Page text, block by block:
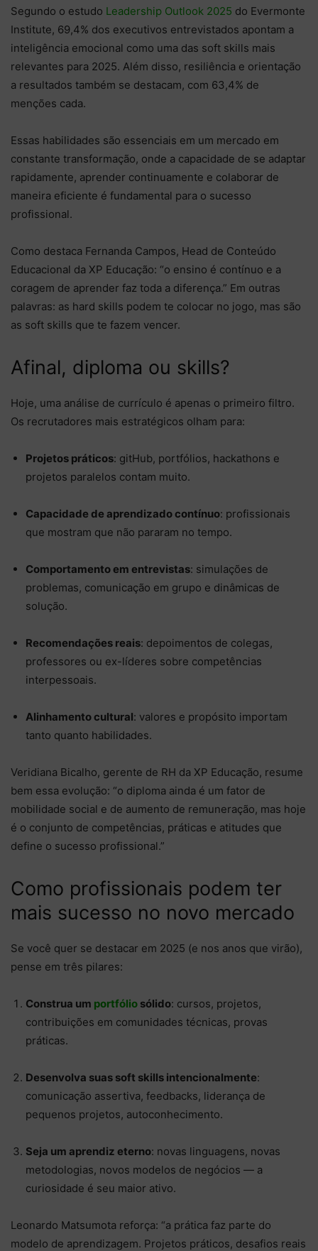
Segundo o estudo Leadership Outlook 2025 do Evermonte
Institute, 69,4% dos executivos entrevistados apontam a
inteligência emocional como uma das soft skills mais
relevantes para 2025. Além disso, resiliência e orientação
a resultados também se destacam, com 63,4% de
menções cada. ​
Essas habilidades são essenciais em um mercado em
constante transformação, onde a capacidade de se adaptar
rapidamente, aprender continuamente e colaborar de
maneira eficiente é fundamental para o sucesso
profissional.​
Como destaca Fernanda Campos, Head de Conteúdo
Educacional da XP Educação:​ “o ensino é contínuo e a
coragem de aprender faz toda a diferença.”​ Em outras
palavras: as hard skills podem te colocar no jogo, mas são
as soft skills que te fazem vencer.
Afinal, diploma ou skills?
Hoje, uma análise de currículo é apenas o primeiro filtro.
Os recrutadores mais estratégicos olham para:
Projetos práticos: gitHub, portfólios, hackathons e
projetos paralelos contam muito.
Capacidade de aprendizado contínuo: profissionais
que mostram que não pararam no tempo.
Comportamento em entrevistas: simulações de
problemas, comunicação em grupo e dinâmicas de
solução.
Recomendações reais: depoimentos de colegas,
professores ou ex-líderes sobre competências
interpessoais.
Alinhamento cultural: valores e propósito importam
tanto quanto habilidades.
Veridiana Bicalho, gerente de RH da XP Educação, resume
bem essa evolução: “o diploma ainda é um fator de
mobilidade social e de aumento de remuneração, mas hoje
é o conjunto de competências, práticas e atitudes que
define o sucesso profissional.”
Como profissionais podem ter
mais sucesso no novo mercado
Se você quer se destacar em 2025 (e nos anos que virão),
pense em três pilares:
Construa um portfólio sólido: cursos, projetos,
contribuições em comunidades técnicas, provas
práticas.
Desenvolva suas soft skills intencionalmente:
comunicação assertiva, feedbacks, liderança de
pequenos projetos, autoconhecimento.
Seja um aprendiz eterno: novas linguagens, novas
metodologias, novos modelos de negócios — a
curiosidade é seu maior ativo.
Leonardo Matsumota reforça: “a prática faz parte do
modelo de aprendizagem. Projetos práticos, desafios reais